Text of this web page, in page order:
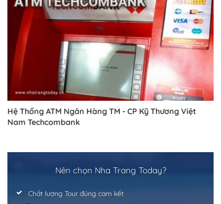
Hệ Thống ATM Ngân Hàng TM - CP Kỹ Thương Việt
Nam Techcombank
Nên chọn Nha Trang Today?
Chất lượng Tour đúng cam kết